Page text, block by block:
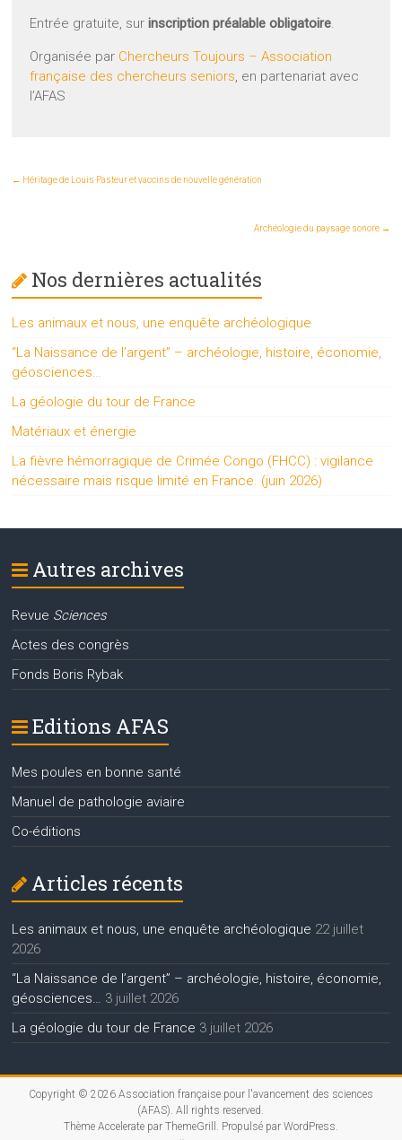
Entrée gratuite, surinscription préalable obligatoire.
Organisée par Chercheurs Toujours – Association
française des chercheurs seniors, en partenariat avec
l’AFAS
← Héritage de Louis Pasteur et vaccins de nouvelle génération
Archéologie du paysage sonore →
Nos dernières actualités
Les animaux et nous, une enquête archéologique
“La Naissance de l’argent” – archéologie, histoire, économie,
géosciences…
La géologie du tour de France
Matériaux et énergie
La fièvre hémorragique de Crimée Congo (FHCC) : vigilance
nécessaire mais risque limité en France. (juin 2026)
Autres archives
Revue Sciences
Actes des congrès
Fonds Boris Rybak
Editions AFAS
Mes poules en bonne santé
Manuel de pathologie aviaire
Co-éditions
Articles récents
Les animaux et nous, une enquête archéologique 22 juillet
2026
“La Naissance de l’argent” – archéologie, histoire, économie,
géosciences… 3 juillet 2026
La géologie du tour de France 3 juillet 2026
Copyright © 2026 Association française pour l'avancement des sciences
(AFAS). All rights reserved.
Thème Acceleratepar ThemeGrill. Propulsé par WordPress.